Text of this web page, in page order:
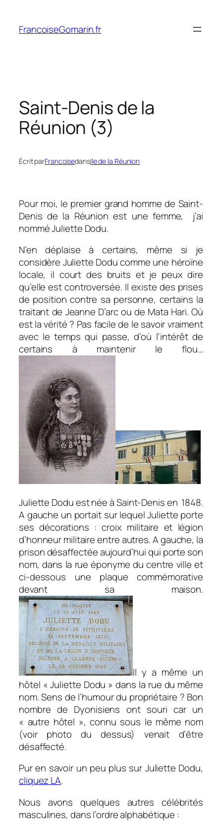
contenu
FrancoiseGomarin.fr
Saint-Denis de la
Réunion (3)
Écrit parFrancoisedansIle de la Réunion
Pour moi, le premier grand homme de Saint-
Denis de la Réunion est une femme, j’ai
nommé Juliette Dodu.
N’en déplaise à certains, même si je
considère Juliette Dodu comme une héroïne
locale, il court des bruits et je peux dire
qu’elle est controversée. Il existe des prises
de position contre sa personne, certains la
traitant de Jeanne D’arc ou de Mata Hari. Où
est la vérité ? Pas facile de le savoir vraiment
avec le temps qui passe, d’où l’intérêt de
certains à maintenir le flou…
Juliette Dodu est née à Saint-Denis en 1848.
A gauche un portait sur lequel Juliette porte
ses décorations : croix militaire et légion
d’honneur militaire entre autres. A gauche, la
prison désaffectée aujourd’hui qui porte son
nom, dans la rue éponyme du centre ville et
ci-dessous une plaque commémorative
devant sa maison.
Il y a même un
hôtel « Juliette Dodu » dans la rue du même
nom. Sens de l’humour du propriétaire ? Bon
nombre de Dyonisiens ont souri car un
« autre hôtel », connu sous le même nom
(voir photo du dessus) venait d’être
désaffecté.
Pur en savoir un peu plus sur Juliette Dodu,
cliquez LA.
Nous avons quelques autres célébrités
masculines, dans l’ordre alphabétique :